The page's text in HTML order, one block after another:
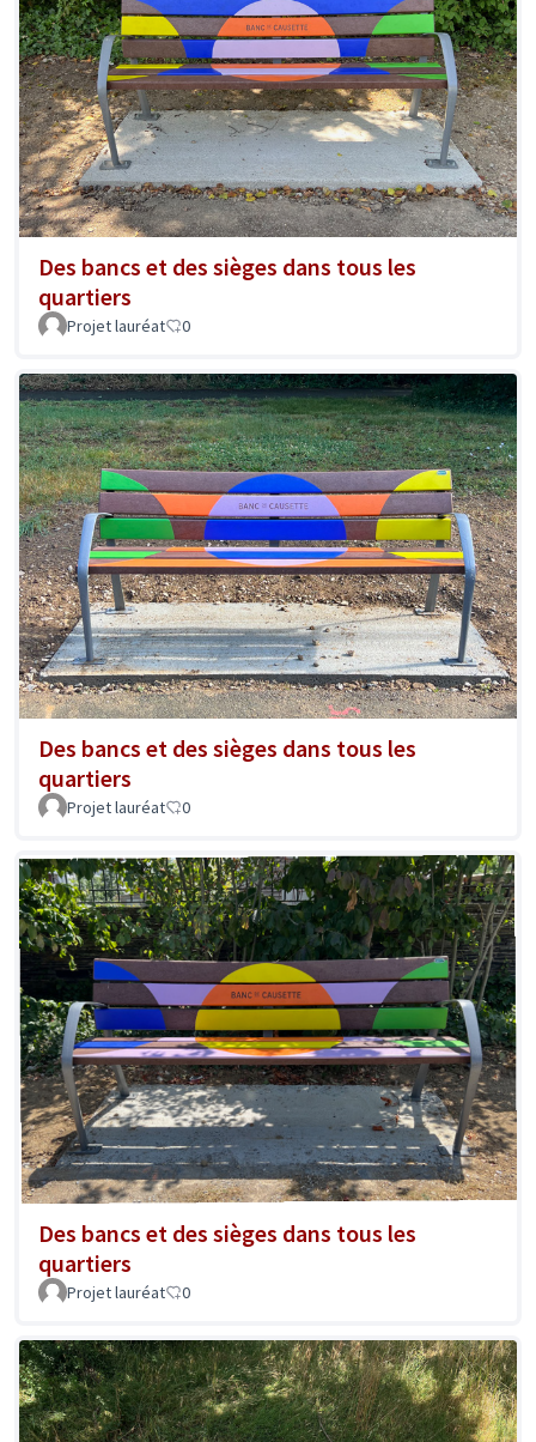
Des bancs et des sièges dans tous les
quartiers
Projet lauréat 0
Des bancs et des sièges dans tous les
quartiers
Projet lauréat 0
Des bancs et des sièges dans tous les
quartiers
Projet lauréat 0